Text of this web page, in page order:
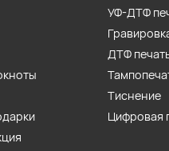
УФ-ДТФ
ДТФ
Тиснение
Цифровая